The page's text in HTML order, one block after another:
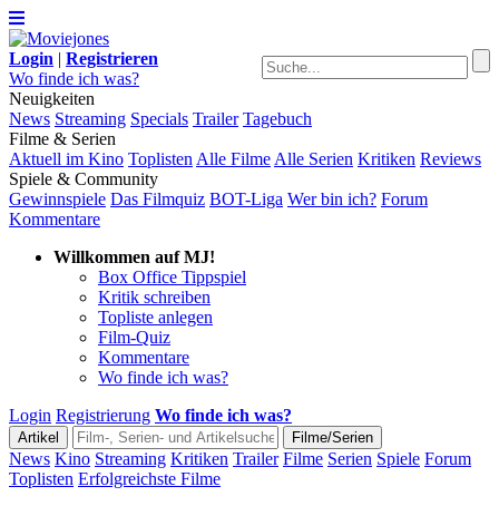
Login | Registrieren
Wo finde ich was?
Neuigkeiten
News Streaming Specials Trailer Tagebuch
Filme & Serien
Aktuell im Kino Toplisten Alle Filme Alle Serien Kritiken Reviews
Spiele & Community
Gewinnspiele Das Filmquiz BOT-Liga Wer bin ich? Forum
Kommentare
Willkommen auf MJ!
Box Office Tippspiel
Kritik schreiben
Topliste anlegen
Film-Quiz
Kommentare
Wo finde ich was?
Login Registrierung Wo finde ich was?
News Kino Streaming Kritiken Trailer Filme Serien Spiele Forum
Toplisten Erfolgreichste Filme